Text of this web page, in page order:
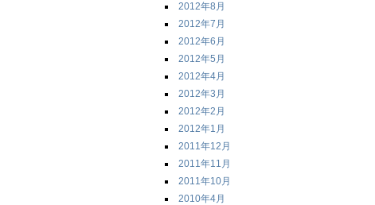
2012年8月
2012年7月
2012年6月
2012年5月
2012年4月
2012年3月
2012年2月
2012年1月
2011年12月
2011年11月
2011年10月
2010年4月